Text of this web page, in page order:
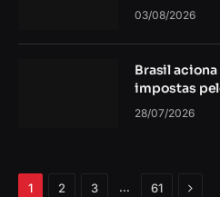
03/08/2026
Brasil
impostas
28/07/2026
1 2 3 … 61